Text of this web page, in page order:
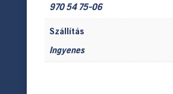
970 54 75-06
Szállítás
Ingyenes